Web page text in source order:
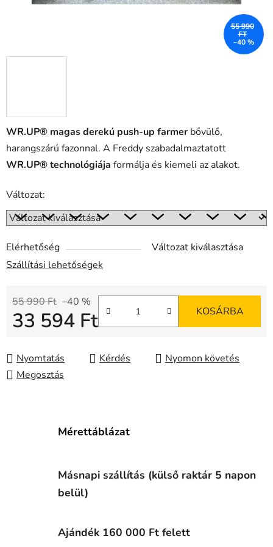
WR.UP® magas derekú push-up farmer bővülő,
harangszárú fazonnal. A Freddy szabadalmaztatott
WR.UP® technológiája formálja és kiemeli az alakot.
Változat:
Elérhetőség
Változat kiválasztása
Szállítási lehetőségek
55 990 Ft –40 %
33 594 Ft KOSÁRBA
Nyomtatás Kérdés
Nyomon követés
Megosztás
55 990
FT
–40 %
Mérettáblázat
Másnapi szállítás (külső raktár 5 napon
belül)
Ajándék 160 000 Ft felett